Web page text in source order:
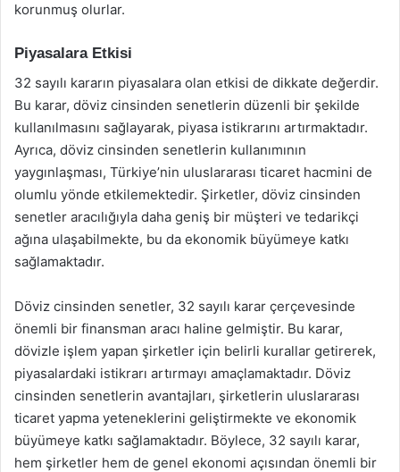
korunmuş olurlar.
Piyasalara Etkisi
32 sayılı kararın piyasalara olan etkisi de dikkate değerdir.
Bu karar, döviz cinsinden senetlerin düzenli bir şekilde
kullanılmasını sağlayarak, piyasa istikrarını artırmaktadır.
Ayrıca, döviz cinsinden senetlerin kullanımının
yaygınlaşması, Türkiye’nin uluslararası ticaret hacmini de
olumlu yönde etkilemektedir. Şirketler, döviz cinsinden
senetler aracılığıyla daha geniş bir müşteri ve tedarikçi
ağına ulaşabilmekte, bu da ekonomik büyümeye katkı
sağlamaktadır.
Döviz cinsinden senetler, 32 sayılı karar çerçevesinde
önemli bir finansman aracı haline gelmiştir. Bu karar,
dövizle işlem yapan şirketler için belirli kurallar getirerek,
piyasalardaki istikrarı artırmayı amaçlamaktadır. Döviz
cinsinden senetlerin avantajları, şirketlerin uluslararası
ticaret yapma yeteneklerini geliştirmekte ve ekonomik
büyümeye katkı sağlamaktadır. Böylece, 32 sayılı karar,
hem şirketler hem de genel ekonomi açısından önemli bir